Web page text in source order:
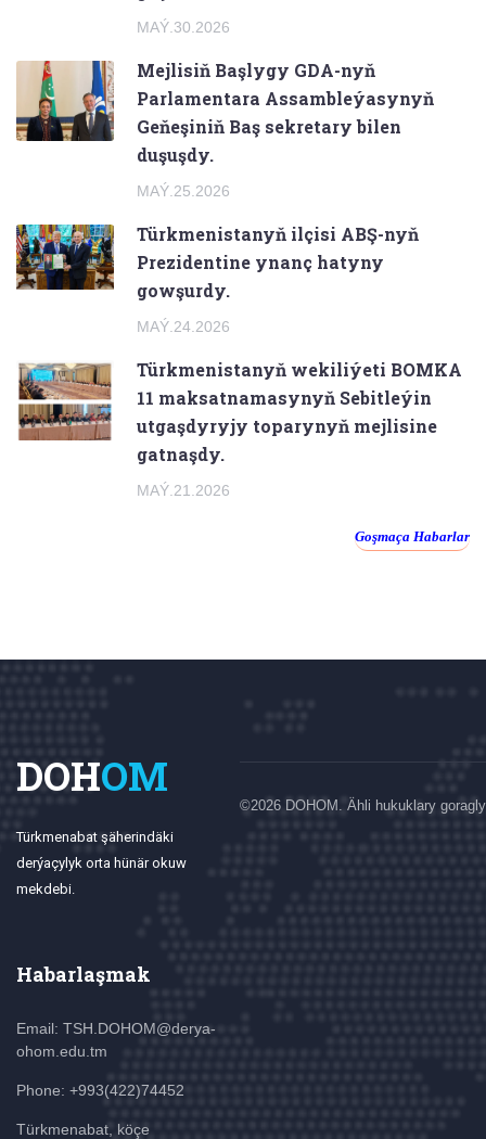
MAÝ.30.2026
Mejlisiň Başlygy GDA-nyň
Parlamentara Assambleýasynyň
Geňeşiniň Baş sekretary bilen
duşuşdy.
MAÝ.25.2026
Türkmenistanyň ilçisi ABŞ-nyň
Prezidentine ynanç hatyny
gowşurdy.
MAÝ.24.2026
Türkmenistanyň wekiliýeti BOMKA
11 maksatnamasynyň Sebitleýin
utgaşdyryjy toparynyň mejlisine
gatnaşdy.
MAÝ.21.2026
Goşmaça Habarlar
DOHOM
Türkmenabat şäherindäki
derýaçylyk orta hünär okuw
mekdebi.
Habarlaşmak
Email: TSH.DOHOM@derya-
ohom.edu.tm
Phone: +993(422)74452
Türkmenabat, köçe
©2026 DOHOM. Ähli hukuklary goragly